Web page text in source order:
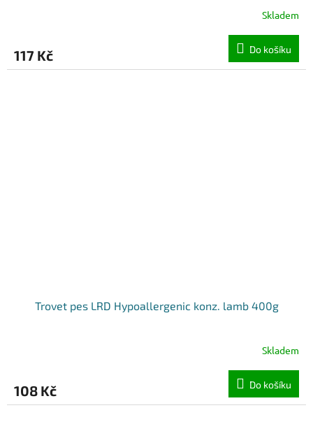
Skladem
117 Kč Do košíku
Trovet pes LRD Hypoallergenic konz. lamb 400g
Skladem
108 Kč Do košíku